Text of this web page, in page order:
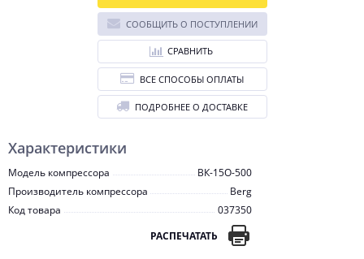
Характеристики
Модель компрессора
ВК-15О-500
Производитель компрессора
Berg
Код товара
037350
РАСПЕЧАТАТЬ
СООБЩИТЬ О ПОСТУПЛЕНИИ
СРАВНИТЬ
ВСЕ СПОСОБЫ ОПЛАТЫ
ПОДРОБНЕЕ О ДОСТАВКЕ